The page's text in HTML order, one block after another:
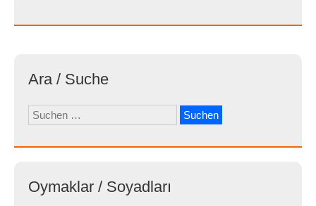
Ara / Suche
Suchen
nach:
Oymaklar / Soyadları